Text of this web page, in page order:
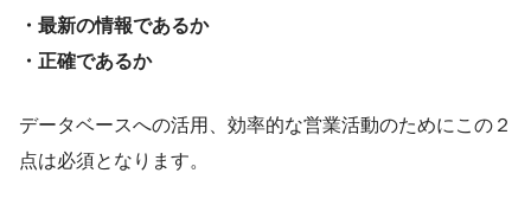
・最新の情報であるか
・正確であるか
データベースへの活用、効率的な営業活動のためにこの２
点は必須となります。